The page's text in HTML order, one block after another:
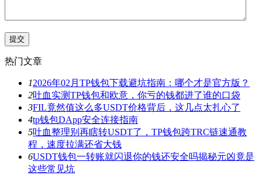
热门文章
12026年02月TP钱包下载避坑指南：哪个才是官方版？
2吐血实测TP钱包和欧意，你亏的钱都进了谁的口袋
3FIL竟然值这么多USDT价格背后，这几点太扎心了
4tp钱包DApp安全连接指南
5吐血整理别再瞎转USDT了，TP钱包跨TRC链速通教
程，速度拉满还省大钱
6USDT钱包一转账就闪退你的钱还安全吗揭秘元凶竟是
这些常见坑